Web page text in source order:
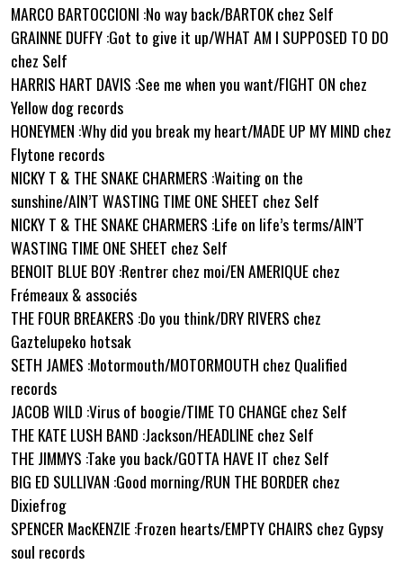
MARCO BARTOCCIONI :No way back/BARTOK chez Self
GRAINNE DUFFY :Got to give it up/WHAT AM I SUPPOSED TO DO
chez Self
HARRIS HART DAVIS :See me when you want/FIGHT ON chez
Yellow dog records
HONEYMEN :Why did you break my heart/MADE UP MY MIND chez
Flytone records
NICKY T & THE SNAKE CHARMERS :Waiting on the
sunshine/AIN’T WASTING TIME ONE SHEET chez Self
NICKY T & THE SNAKE CHARMERS :Life on life’s terms/AIN’T
WASTING TIME ONE SHEET chez Self
BENOIT BLUE BOY :Rentrer chez moi/EN AMERIQUE chez
Frémeaux & associés
THE FOUR BREAKERS :Do you think/DRY RIVERS chez
Gaztelupeko hotsak
SETH JAMES :Motormouth/MOTORMOUTH chez Qualified
records
JACOB WILD :Virus of boogie/TIME TO CHANGE chez Self
THE KATE LUSH BAND :Jackson/HEADLINE chez Self
THE JIMMYS :Take you back/GOTTA HAVE IT chez Self
BIG ED SULLIVAN :Good morning/RUN THE BORDER chez
Dixiefrog
SPENCER MacKENZIE :Frozen hearts/EMPTY CHAIRS chez Gypsy
soul records